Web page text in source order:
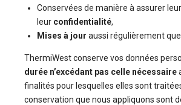
Conservées de manière à assurer leur
leur confidentialité,
Mises à jour aussi régulièrement que
ThermiWest conserve vos données
durée n’excédant pas celle nécessaire
finalités pour lesquelles elles sont
conservation que nous appliquons sont